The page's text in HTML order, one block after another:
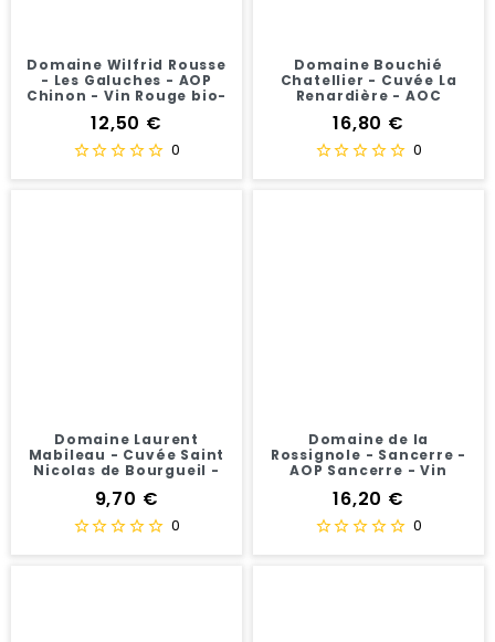
Domaine Wilfrid Rousse
- Les Galuches - AOP
Chinon - Vin Rouge bio-
Prix
12,50 €
0
Domaine Bouchié
Chatellier - Cuvée La
Renardière - AOC
- 75 cl
Prix
16,80 €
0
Domaine Laurent
Mabileau - Cuvée Saint
Nicolas de Bourgueil -
Bourgueil AOC - Vin
Rouge -...
Prix
9,70 €
0
Domaine de la
Rossignole - Sancerre -
AOP Sancerre - Vin
Prix
16,20 €
0